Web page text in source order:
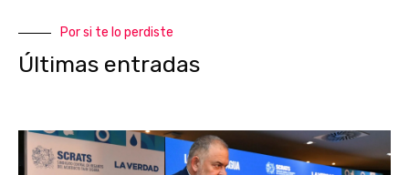
Por si te lo perdiste
Últimas entradas